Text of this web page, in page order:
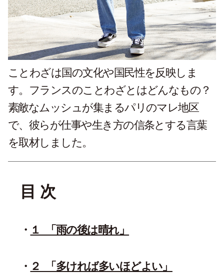
ことわざは国の文化や国民性を反映しま
す。フランスのことわざとはどんなもの？
素敵なムッシュが集まるパリのマレ地区
で、彼らが仕事や生き方の信条とする言葉
を取材しました。
目 次
１_「雨の後は晴れ」
２_「多ければ多いほどよい」